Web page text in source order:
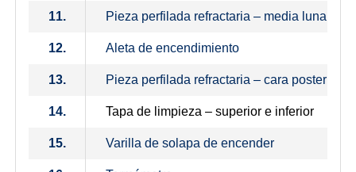
11. Pieza perfilada refractaria – media luna
12. Aleta de encendimiento
13. Pieza perfilada refractaria – cara posterior
14. Tapa de limpieza – superior e inferior
15. Varilla de solapa de encender